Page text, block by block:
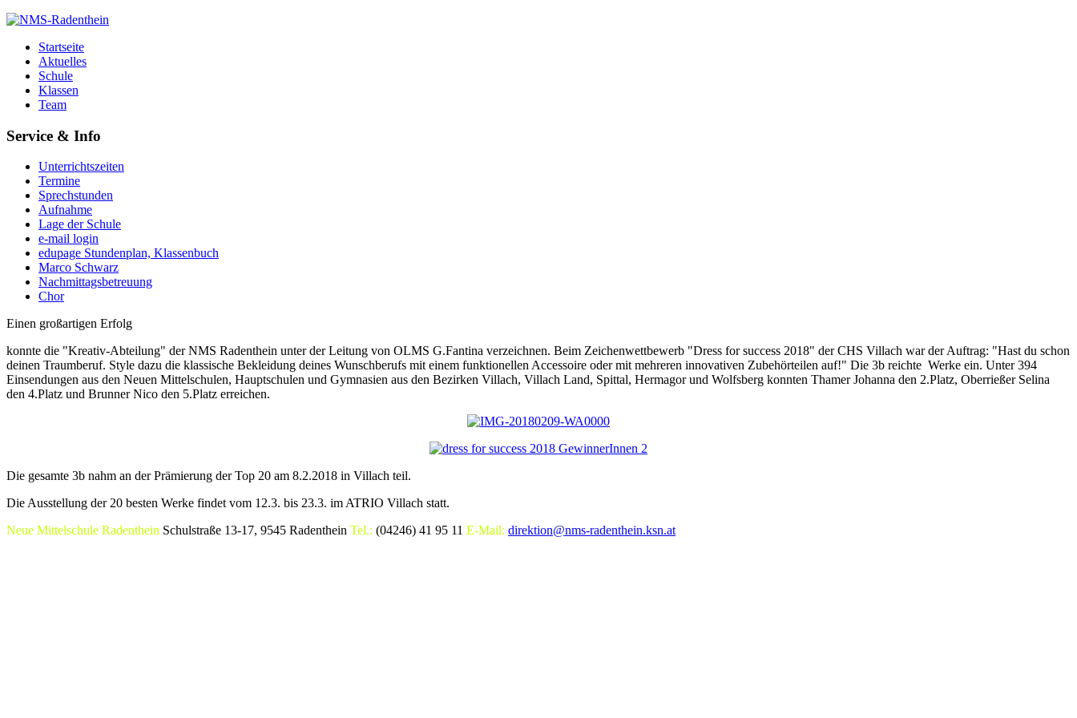
Startseite
Aktuelles
Schule
Klassen
Team
Service & Info
Unterrichtszeiten
Termine
Sprechstunden
Aufnahme
Lage der Schule
e-mail login
edupage Stundenplan, Klassenbuch
Marco Schwarz
Nachmittagsbetreuung
Chor
Einen großartigen Erfolg
konnte die "Kreativ-Abteilung" der NMS Radenthein unter der Leitung von OLMS G.Fantina verzeichnen. Beim Zeichenwettbewerb "Dress for success 2018" der CHS Villach war der Auftrag: "Hast du schon
deinen Traumberuf. Style dazu die klassische Bekleidung deines Wunschberufs mit einem funktionellen Accessoire oder mit mehreren innovativen Zubehörteilen auf!" Die 3b reichte Werke ein. Unter 394
Einsendungen aus den Neuen Mittelschulen, Hauptschulen und Gymnasien aus den Bezirken Villach, Villach Land, Spittal, Hermagor und Wolfsberg konnten Thamer Johanna den 2.Platz, Oberrießer Selina
den 4.Platz und Brunner Nico den 5.Platz erreichen.
Die gesamte 3b nahm an der Prämierung der Top 20 am 8.2.2018 in Villach teil.
Die Ausstellung der 20 besten Werke findet vom 12.3. bis 23.3. im ATRIO Villach statt.
Neue Mittelschule Radenthein Schulstraße 13-17, 9545 Radenthein Tel.: (04246) 41 95 11 E-Mail: direktion@nms-radenthein.ksn.at